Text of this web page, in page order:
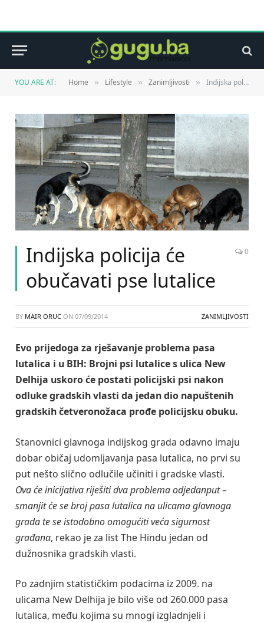
YOU ARE AT: Home » Lifestyle » Zanimljivosti » Indijska policija će obučavati pse lutalice
Indijska policija će
obučavati pse lutalice
0
BY MAIR ORUC ON 07/09/2014 ZANIMLJIVOSTI
Evo prijedoga za rješavanje problema pasa
lutalica i u BIH: Brojni psi lutalice s ulica New
Delhija uskoro će postati policijski psi nakon
odluke gradskih vlasti da jedan dio napuštenih
gradskih četveronožaca prođe policijsku obuku.
Stanovnici glavnoga indijskog grada odavno imaju
dobar običaj udomljavanja pasa lutalica, no prvi su
put nešto slično odlučile učiniti i gradske vlasti.
Ova će inicijativa riješiti dva problema odjedanput –
smanjit će se broj pasa lutalica na ulicama glavnoga
grada te se istodobno omogućiti veća sigurnost
građana, rekao je za list The Hindu jedan od
dužnosnika gradskih vlasti.
Po zadnjim statističkim podacima iz 2009. na
ulicama New Delhija je bilo više od 260.000 pasa
lutalica, među kojima su mnogi izgladnjeli i